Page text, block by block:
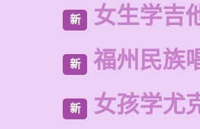
新 女生学吉
新 福州民族
新 女孩学尤